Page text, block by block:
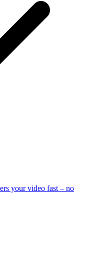
your video fast – no